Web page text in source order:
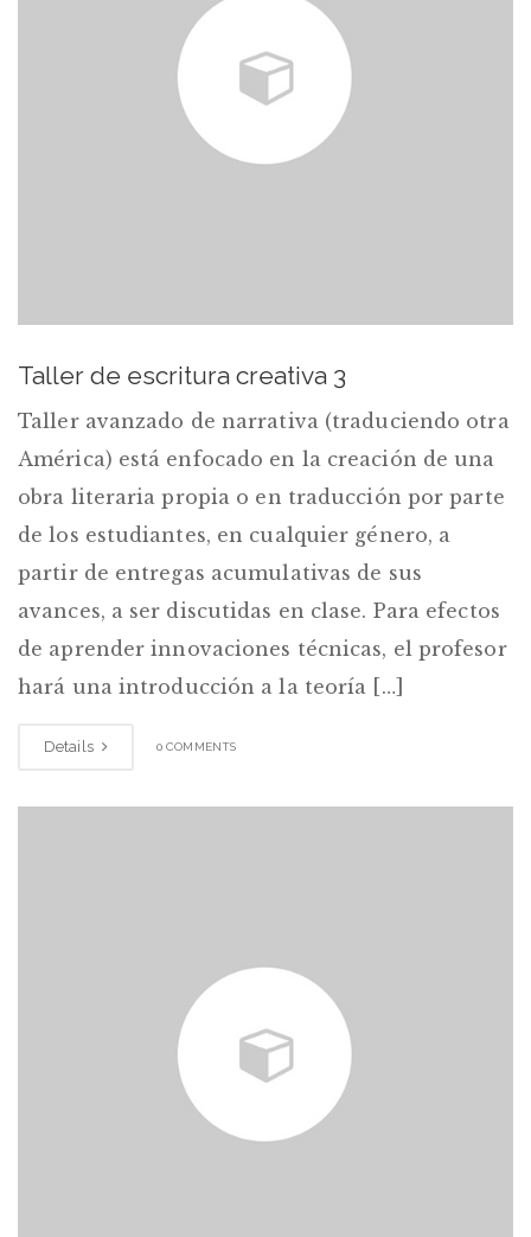
Taller de escritura creativa 3
Taller avanzado de narrativa (traduciendo otra
América) está enfocado en la creación de una
obra literaria propia o en traducción por parte
de los estudiantes, en cualquier género, a
partir de entregas acumulativas de sus
avances, a ser discutidas en clase. Para efectos
de aprender innovaciones técnicas, el profesor
hará una introducción a la teoría […]
Details 0 COMMENTS